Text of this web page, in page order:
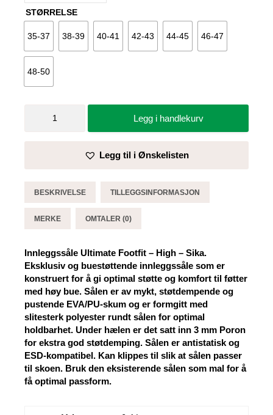
STØRRELSE
35-37 38-39 40-41 42-43 44-45 46-47
48-50
Ultimate
Sika
Legg i handlekurv
Legg til i Ønskelisten
BESKRIVELSE TILLEGGSINFORMASJON
MERKE OMTALER (0)
Innleggssåle Ultimate Footfit – High – Sika.
Eksklusiv og buestøttende innleggssåle som er
konstruert for å gi optimal støtte og komfort til føtter
med høy bue. Sålen er av mykt, støtdempende og
pustende EVA/PU-skum og er formgitt med
slitesterk polyester rundt sålen for optimal
holdbarhet. Under hælen er det satt inn 3 mm Poron
for ekstra god støtdemping. Sålen er antistatisk og
ESD-kompatibel. Kan klippes til slik at sålen passer
til skoen. Bruk den eksisterende sålen som mal for å
få optimal passform.